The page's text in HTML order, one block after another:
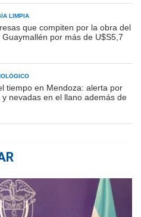
LIMPIA
que compiten por la obra del
Guaymallén por más de U$S5,7
tiempo en Mendoza: alerta por
nevadas en el llano además de